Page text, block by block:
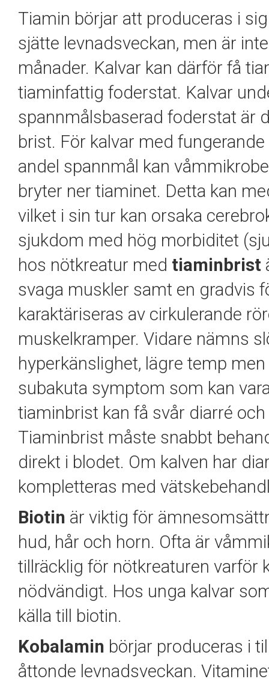
Tiamin börjar att produceras i
sjätte levnadsveckan, men är
månader. Kalvar kan därför få
tiaminfattig foderstat. Kalvar
spannmålsbaserad foderstat är
brist. För kalvar med
andel spannmål kan
bryter ner tiaminet. Detta kan
vilket i sin tur kan orsaka
sjukdom med hög morbiditet
hos nötkreatur med tiaminbrist
svaga muskler samt en gradvis
karaktäriseras av cirkulerande
muskelkramper. Vidare nämns
hyperkänslighet, lägre temp
subakuta symptom som kan
tiaminbrist kan få svår diarré
Tiaminbrist måste snabbt
direkt i blodet. Om kalven har
kompletteras med
Biotin är viktig för
hud, hår och horn. Ofta är
tillräcklig för nötkreaturen varför
nödvändigt. Hos unga kalvar
källa till biotin.
Kobalamin börjar produceras i
åttonde levnadsveckan.